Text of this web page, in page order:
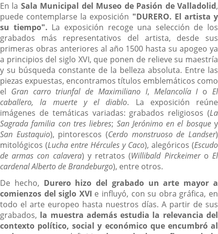
En la Sala Municipal del Museo de Pasión de Valladolid,
puede contemplarse la exposición "DURERO. El artista y
su tiempo". La exposición recoge una selección de los
grabados más representativos del artista, desde sus
primeras obras anteriores al año 1500 hasta su apogeo ya
a principios del siglo XVI, que ponen de relieve su maestría
y su búsqueda constante de la belleza absoluta. Entre las
piezas expuestas, encontramos títulos emblemáticos como
el Gran carro triunfal de Maximiliano I, Melancolía I oEl
caballero, la muerte y el diablo. La exposición reúne
imágenes de temáticas variadas: grabados religiosos (La
Sagrada familia con tres liebres; San Jerónimo en el bosquey
San Eustaquio), pintorescos (Cerdo monstruoso de Landser)
mitológicos (Lucha entre Hércules y Caco), alegóricos (Escudo
de armas con calavera) y retratos (Willibald Pirckeimer oEl
cardenal Alberto deBrandeburgo), entre otros.
De hecho, Durero hizo del grabado un arte mayor a
comienzos del siglo XVI e influyó, con su obra gráfica, en
todo el arte europeo hasta nuestros días. A partir de sus
grabados, la muestra además estudia la relevancia del
contexto político, social y económico que encumbró al